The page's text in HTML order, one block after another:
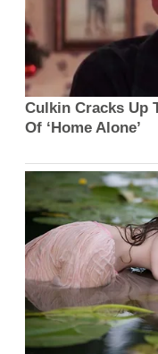
Culkin Cracks Up
Of ‘Home Alone’